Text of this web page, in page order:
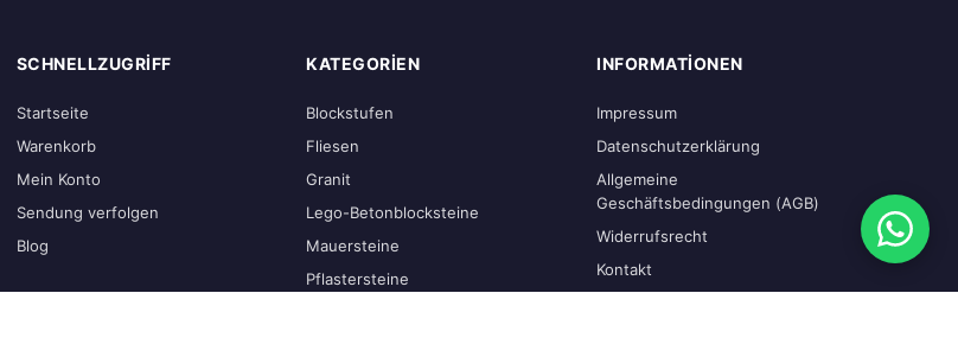
SCHNELLZUGRIFF
Startseite
Warenkorb
Mein Konto
Sendung verfolgen
Blog
KATEGORIEN
Blockstufen
Fliesen
Granit
Lego-Betonblocksteine
Mauersteine
Pflastersteine
INFORMATIONEN
Impressum
Datenschutzerklärung
Allgemeine
Geschäftsbedingungen (AGB)
Widerrufsrecht
Kontakt